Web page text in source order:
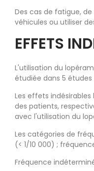
Des cas de fatigue,
véhicules ou utiliser
EFFETS
L'utilisation du
étudiée dans 5
Les effets
des patients,
avec l'utilisation du
Les catégories de
(< 1/10 000) ;
Fréquence